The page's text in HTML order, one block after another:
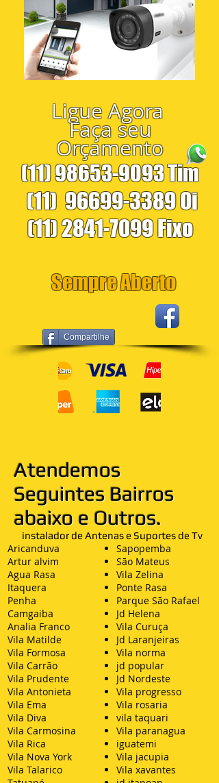
Compartilhe
Ligue Agora
Faça seu
Orçamento
(11) 98653-9093Tim
(11) 96699-3389Oi
(11) 2841-7099Fixo
Sempre Aberto
Atendemos
Seguintes Bairros
abaixo e Outros.
instalador de Antenas e Suportes de Tv
Aricanduva
Artur alvim
Agua Rasa
Itaquera
Penha
Camgaiba
Analia Franco
Vila Matilde
Vila Formosa
Vila Carrão
Vila Prudente
Vila Antonieta
Vila Ema
Vila Diva
Vila Carmosina
Vila Rica
Vila Nova York
Vila Talarico
Sapopemba
São Mateus
Vila Zelina
Ponte Rasa
Parque São Rafael
Jd Helena
Vila Curuça
Jd Laranjeiras
Vila norma
jd popular
Jd Nordeste
Vila progresso
Vila rosaria
vila taquari
Vila paranagua
iguatemi
Vila jacupia
Vila xavantes